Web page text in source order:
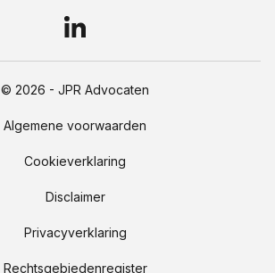
© 2026 - JPR Advocaten
Algemene voorwaarden
Cookieverklaring
Disclaimer
Privacyverklaring
Rechtsgebiedenregister